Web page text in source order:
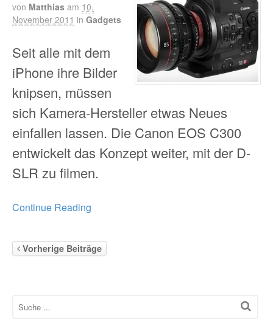
von Matthias am 10.
November 2011 in Gadgets
Seit alle mit dem
iPhone ihre Bilder
knipsen, müssen
sich Kamera-Hersteller etwas Neues
einfallen lassen. Die Canon EOS C300
entwickelt das Konzept weiter, mit der D-
SLR zu filmen.
Continue Reading
Vorherige Beiträge